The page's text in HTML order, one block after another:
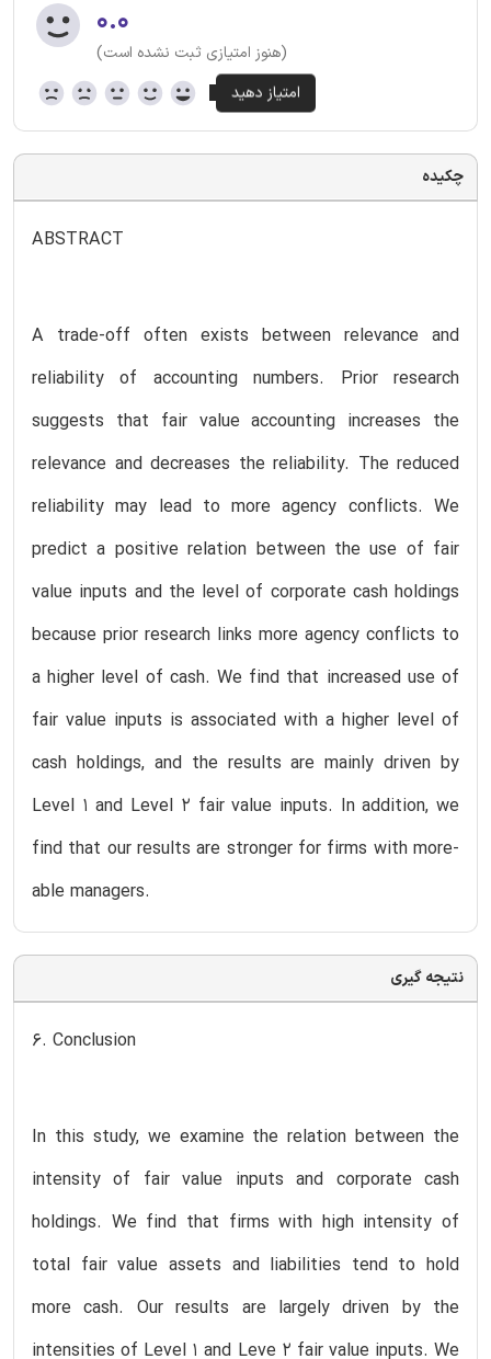
۰.۰
(هنوز امتیازی ثبت نشده است)
چکیده
ABSTRACT
A trade-off often exists between relevance and
reliability of accounting numbers. Prior research
suggests that fair value accounting increases the
relevance and decreases the reliability. The reduced
reliability may lead to more agency conflicts. We
predict a positive relation between the use of fair
value inputs and the level of corporate cash holdings
because prior research links more agency conflicts to
a higher level of cash. We find that increased use of
fair value inputs is associated with a higher level of
cash holdings, and the results are mainly driven by
Level 1 and Level 2 fair value inputs. In addition, we
find that our results are stronger for firms with more-
able managers.
نتیجه گیری
6. Conclusion
In this study, we examine the relation between the
intensity of fair value inputs and corporate cash
holdings. We find that firms with high intensity of
total fair value assets and liabilities tend to hold
more cash. Our results are largely driven by the
intensities of Level 1 and Leve 2 fair value inputs. We